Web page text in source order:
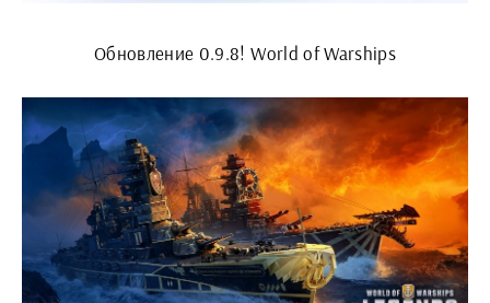
Обновление 0.9.8! World of Warships